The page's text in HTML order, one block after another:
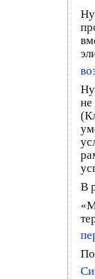
Ну
не
В
Си